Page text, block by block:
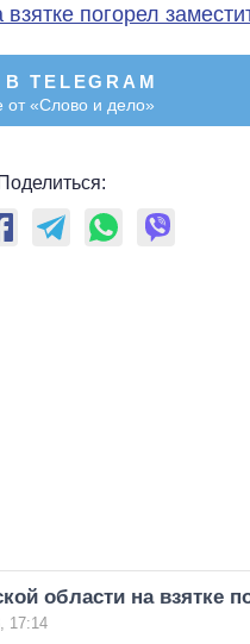
погорел
TELEGRAM
от «Слово и дело»
Поделиться:
области на взятке
17:14